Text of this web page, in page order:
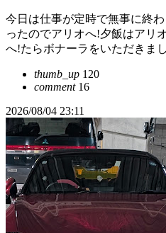
今日は仕事が定時で無事に終
ったのでアリオへ!夕飯はアリ
へ!たらボナーラをいただきま
thumb_up 120
comment16
2026/08/04 23:11